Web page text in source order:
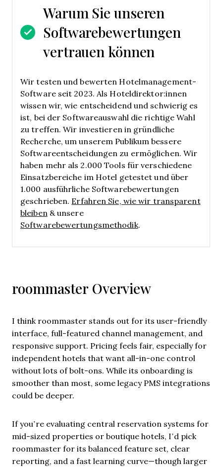
Warum Sie unseren
Softwarebewertungen
vertrauen können
Wir testen und bewerten Hotelmanagement-
Software seit 2023. Als Hoteldirektor:innen
wissen wir, wie entscheidend und schwierig es
ist, bei der Softwareauswahl die richtige Wahl
zu treffen. Wir investieren in gründliche
Recherche, um unserem Publikum bessere
Softwareentscheidungen zu ermöglichen. Wir
haben mehr als 2.000 Tools für verschiedene
Einsatzbereiche im Hotel getestet und über
1.000 ausführliche Softwarebewertungen
geschrieben. Erfahren Sie, wie wir transparent
bleiben & unsere
Softwarebewertungsmethodik.
roommaster Overview
I think roommaster stands out for its user-friendly
interface, full-featured channel management, and
responsive support. Pricing feels fair, especially for
independent hotels that want all-in-one control
without lots of bolt-ons. While its onboarding is
smoother than most, some legacy PMS integrations
could be deeper.
If you’re evaluating central reservation systems for
mid-sized properties or boutique hotels, I’d pick
roommaster for its balanced feature set, clear
reporting, and a fast learning curve—though larger